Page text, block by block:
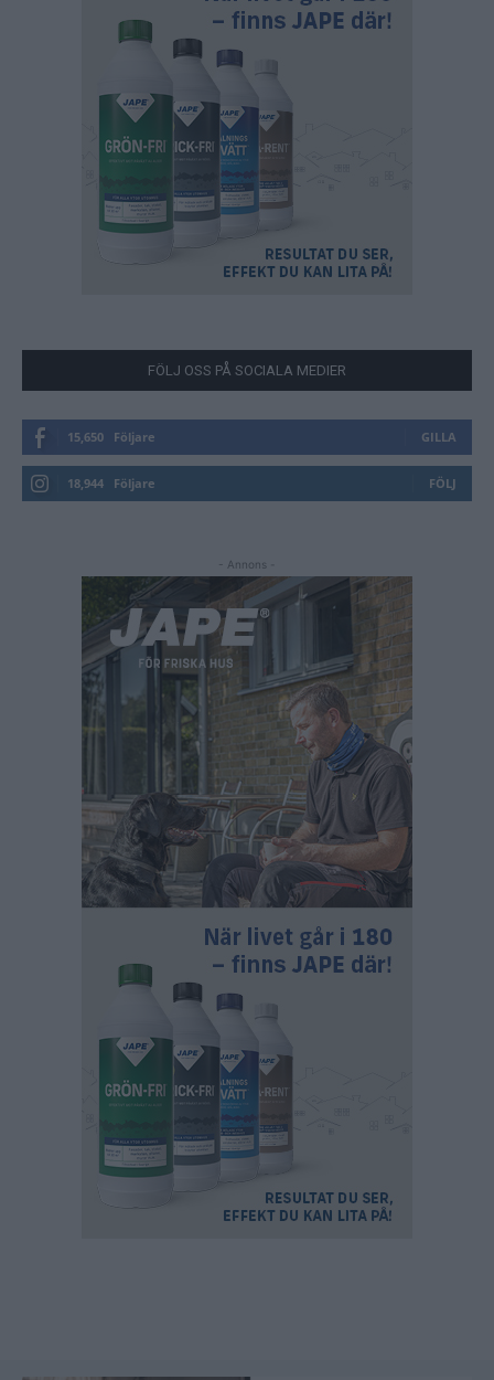
FÖLJ OSS PÅ SOCIALA MEDIER
15,650 Följare GILLA
18,944 Följare FÖLJ
- Annons -